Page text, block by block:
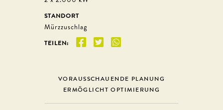
STANDORT
Mürzzuschlag
TEILEN:
VORAUSSCHAUENDE PLANUNG
ERMÖGLICHT OPTIMIERUNG